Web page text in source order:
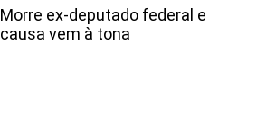
Morre ex-deputado federal e
causa vem à tona